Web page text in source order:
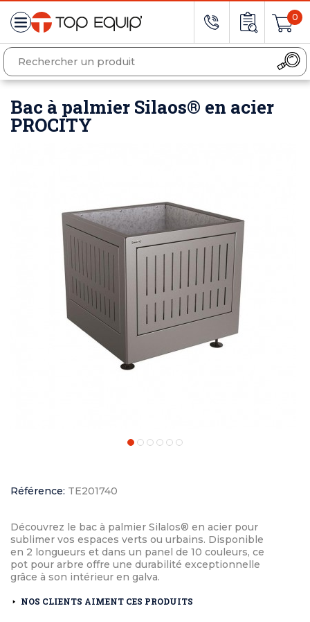
0
Bac à palmier Silaos® en acier
PROCITY
Référence: TE201740
Découvrez le bac à palmier Silalos® en acier pour
sublimer vos espaces verts ou urbains. Disponible
en 2 longueurs et dans un panel de 10 couleurs, ce
pot pour arbre offre une durabilité exceptionnelle
grâce à son intérieur en galva.
NOS CLIENTS AIMENT CES PRODUITS